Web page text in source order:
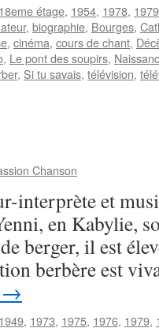
18eme étage, 1954, 1978, 1979
, biographie, Bourges,
, cinéma, cours de chant,
, Le pont des soupirs,
, Si tu savais, télévision,
Chanson
interprète et
en Kabylie,
berger, il est
berbère est
→
1949, 1973, 1975, 1976, 1979,